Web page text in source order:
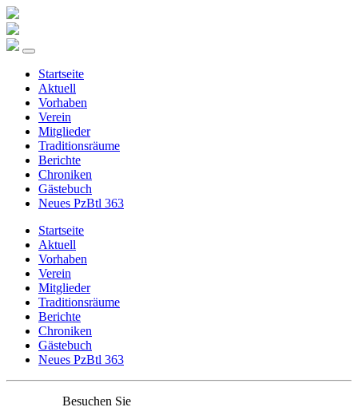
Startseite
Aktuell
Vorhaben
Verein
Mitglieder
Traditionsräume
Berichte
Chroniken
Gästebuch
Neues PzBtl 363
Startseite
Aktuell
Vorhaben
Verein
Mitglieder
Traditionsräume
Berichte
Chroniken
Gästebuch
Neues PzBtl 363
Besuchen Sie